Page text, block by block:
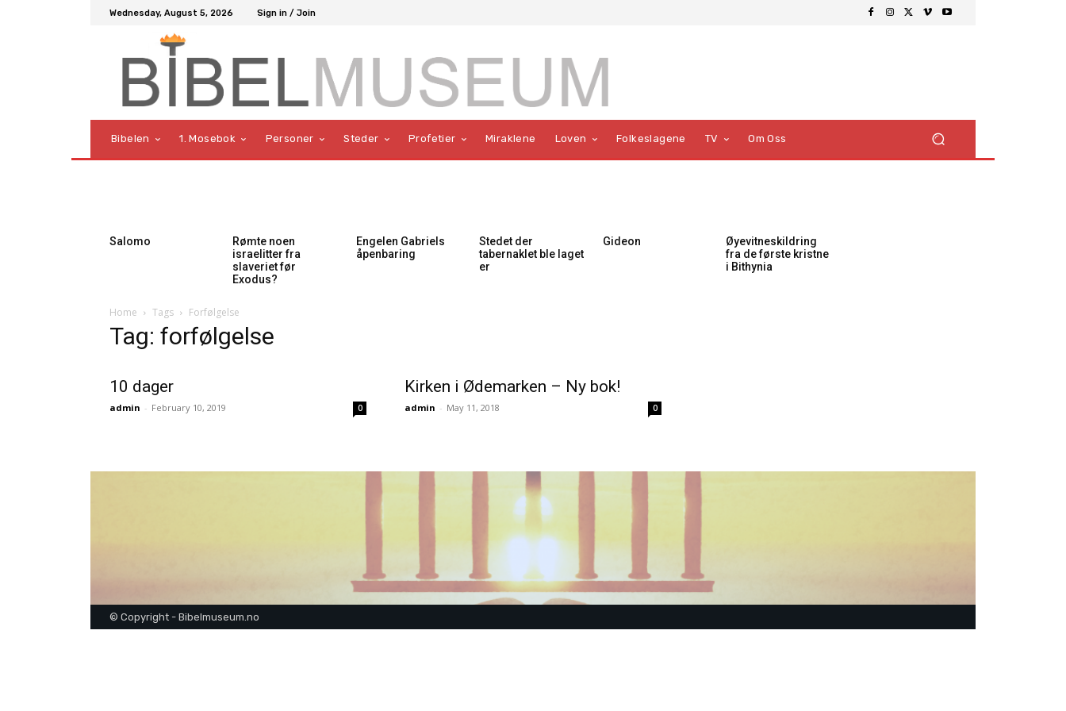
Wednesday, August 5, 2026 Sign in / Join
Bibelen 1. Mosebok Personer Steder Profetier Miraklene Loven Folkeslagene TV Om Oss
Salomo
Rømte noen
israelitter fra
slaveriet før
Exodus?
Engelen Gabriels
åpenbaring
Stedet der
tabernaklet ble laget
er
Gideon
Øyevitneskildring
fra de første kristne
i Bithynia
Home Tags Forfølgelse
Tag: forfølgelse
10 dager
admin - February 10, 2019 0
Kirken i Ødemarken – Ny bok!
admin - May 11, 2018 0
© Copyright - Bibelmuseum.no